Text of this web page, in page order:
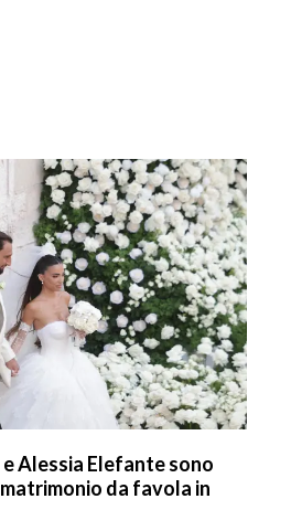
Alessia Elefante sono
da favola in